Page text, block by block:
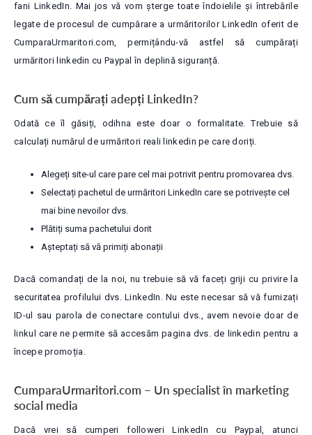
fani LinkedIn. Mai jos vă vom șterge toate îndoielile și întrebările
legate de procesul de cumpărare a urmăritorilor LinkedIn oferit de
CumparaUrmaritori.com, permițându-vă astfel să cumpărați
urmăritori linkedin cu Paypal în deplină siguranță.
Cum să cumpărați adepți LinkedIn?
Odată ce îl găsiți, odihna este doar o formalitate. Trebuie să
calculați numărul de urmăritori reali linkedin pe care doriți.
Alegeți site-ul care pare cel mai potrivit pentru promovarea dvs.
Selectați pachetul de urmăritori LinkedIn care se potrivește cel
mai bine nevoilor dvs.
Plătiți suma pachetului dorit
Așteptați să vă primiți abonații
Dacă comandați de la noi, nu trebuie să vă faceți griji cu privire la
securitatea profilului dvs. LinkedIn. Nu este necesar să vă furnizați
ID-ul sau parola de conectare contului dvs., avem nevoie doar de
linkul care ne permite să accesăm pagina dvs. de linkedin pentru a
începe promoția.
CumparaUrmaritori.com – Un specialist în marketing
social media
Dacă vrei să cumperi followeri LinkedIn cu Paypal, atunci